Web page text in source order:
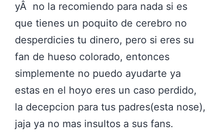
yÂ no la recomiendo para nada si es
que tienes un poquito de cerebro no
desperdicies tu dinero, pero si eres su
fan de hueso colorado, entonces
simplemente no puedo ayudarte ya
estas en el hoyo eres un caso perdido,
la decepcion para tus padres(esta nose),
jaja ya no mas insultos a sus fans.